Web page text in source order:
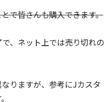
で皆さんも購入できます。
、ネット上では売り切れの
りますが、参考にJカスタ